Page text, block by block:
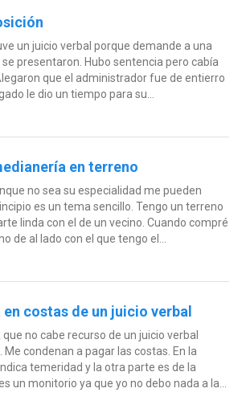
un juicio verbal porque demande a una
presentaron. Hubo sentencia pero cabía
que el administrador fue de entierro
le dio un tiempo para su...
en terreno
no sea su especialidad me pueden
es un tema sencillo. Tengo un terreno
linda con el de un vecino. Cuando compré
de al lado con el que tengo el...
costas de un juicio verbal
no cabe recurso de un juicio verbal
condenan a pagar las costas. En la
temeridad y la otra parte es de la
un monitorio ya que yo no debo nada a la...